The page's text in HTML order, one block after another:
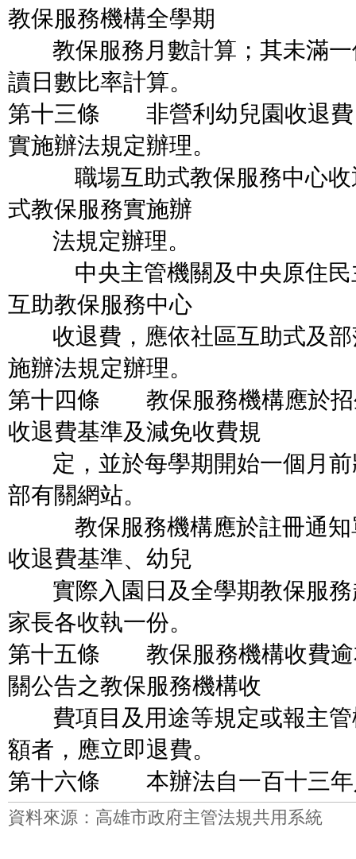
教保服務機構全學期
教保服務月數計算；其未滿一
讀日數比率計算。
第十三條 非營利幼兒園收退費
實施辦法規定辦理。
職場互助式教保服務中心收
式教保服務實施辦
法規定辦理。
中央主管機關及中央原住民
互助教保服務中心
收退費，應依社區互助式及部
施辦法規定辦理。
第十四條 教保服務機構應於招
收退費基準及減免收費規
定，並於每學期開始一個月前
部有關網站。
教保服務機構應於註冊通知
收退費基準、幼兒
實際入園日及全學期教保服務
家長各收執一份。
第十五條 教保服務機構收費逾
關公告之教保服務機構收
費項目及用途等規定或報主管
額者，應立即退費。
第十六條 本辦法自一百十三年
資料來源：高雄市政府主管法規共用系統